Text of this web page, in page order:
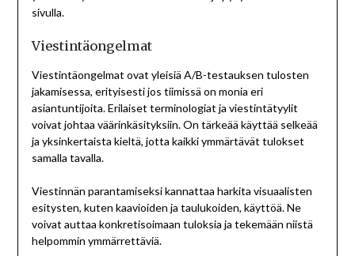
sivulla.
Viestintäongelmat
Viestintäongelmat ovat yleisiä A/B-testauksen tulosten
jakamisessa, erityisesti jos tiimissä on monia eri
asiantuntijoita. Erilaiset terminologiat ja viestintätyylit
voivat johtaa väärinkäsityksiin. On tärkeää käyttää selkeää
ja yksinkertaista kieltä, jotta kaikki ymmärtävät tulokset
samalla tavalla.
Viestinnän parantamiseksi kannattaa harkita visuaalisten
esitysten, kuten kaavioiden ja taulukoiden, käyttöä. Ne
voivat auttaa konkretisoimaan tuloksia ja tekemään niistä
helpommin ymmärrettäviä.